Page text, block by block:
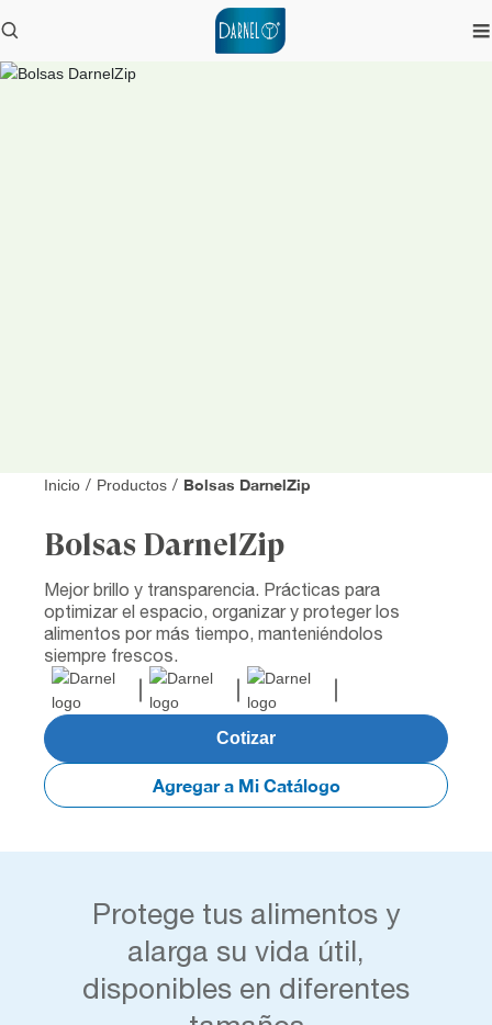
Inicio / Productos / Bolsas DarnelZip
Bolsas DarnelZip
Mejor brillo y transparencia. Prácticas para
optimizar el espacio, organizar y proteger los
alimentos por más tiempo, manteniéndolos
siempre frescos.
Cotizar
Agregar a Mi Catálogo
Protege tus alimentos y
alarga su vida útil,
disponibles en diferentes